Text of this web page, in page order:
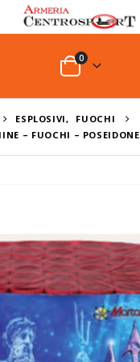
0
ESPLOSIVI,
FUOCHI
– FUOCHI – POSEIDONE